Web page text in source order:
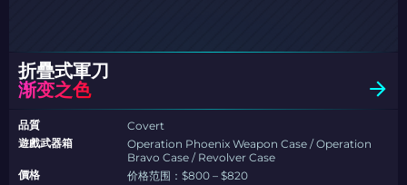
折疊式軍刀
渐变之色
品質
Covert
遊戲武器箱
Operation Phoenix Weapon Case / Operation
Bravo Case / Revolver Case
價格
价格范围：$800 – $820